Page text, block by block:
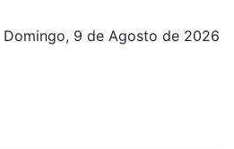
Domingo, 9 de Agosto de 2026